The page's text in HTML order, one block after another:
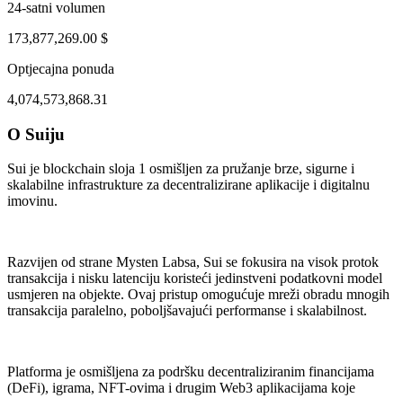
2, 05:23 AM
24-satni volumen
173,877,269.00 $
Optjecajna ponuda
4,074,573,868.31
O Suiju
Sui je blockchain sloja 1 osmišljen za pružanje brze, sigurne i
skalabilne infrastrukture za decentralizirane aplikacije i digitalnu
imovinu.
Razvijen od strane Mysten Labsa, Sui se fokusira na visok protok
transakcija i nisku latenciju koristeći jedinstveni podatkovni model
usmjeren na objekte. Ovaj pristup omogućuje mreži obradu mnogih
transakcija paralelno, poboljšavajući performanse i skalabilnost.
Platforma je osmišljena za podršku decentraliziranim financijama
(DeFi), igrama, NFT-ovima i drugim Web3 aplikacijama koje